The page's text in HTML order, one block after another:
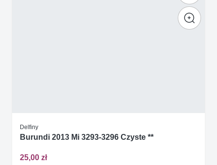
Delfiny
Burundi 2013 Mi 3293-3296 Czyste **
25,00 zł